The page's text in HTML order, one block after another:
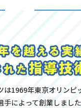
は1969年東京オリンピ
によって創業しました